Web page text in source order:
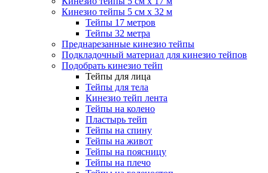
Кинезио тейпы 5 см х 32 м
Тейпы 17 метров
Тейпы 32 метра
Преднарезанные кинезио тейпы
Подкладочный материал для кинезио тейпов
Подобрать кинезио тейп
Тейпы для лица
Тейпы для тела
Кинезио тейп лента
Тейпы на колено
Пластырь тейп
Тейпы на спину
Тейпы на живот
Тейпы на поясницу
Тейпы на плечо